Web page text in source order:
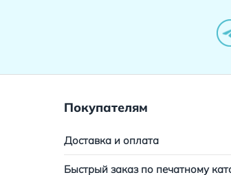
Покупателям
Доставка и оплата
Быстрый заказ по печатному